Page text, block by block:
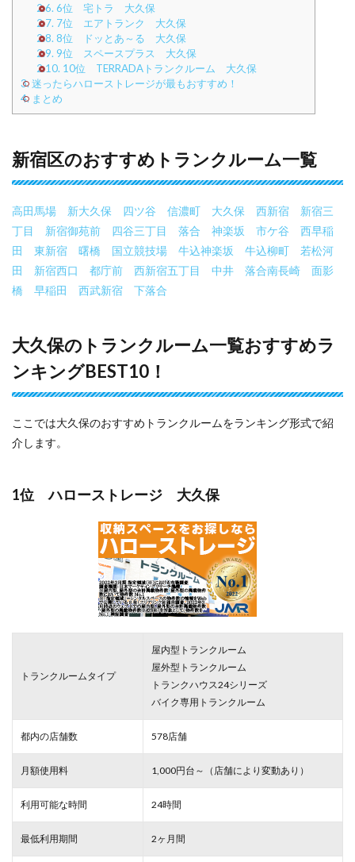
2.6. 6位 宅トラ 大久保
2.7. 7位 エアトランク 大久保
2.8. 8位 ドッとあ～る 大久保
2.9. 9位 スペースプラス 大久保
2.10. 10位 TERRADAトランクルーム 大久保
3.迷ったらハローストレージが最もおすすめ！
4. まとめ
新宿区のおすすめトランクルーム一覧
高田馬場 新大久保 四ツ谷 信濃町 大久保 西新宿
新宿三
丁目
新宿御苑前 四谷三丁目 落合 神楽坂 市ケ谷
西早稲
田
東新宿 曙橋 国立競技場 牛込神楽坂 牛込柳町
若松河
田
新宿西口 都庁前 西新宿五丁目 中井 落合南長崎
面影
橋
早稲田 西武新宿 下落合
大久保のトランクルーム一覧おすすめラ
ンキングBEST10！
ここでは大久保のおすすめトランクルームをランキング形式で紹
介します。
1位 ハローストレージ 大久保
トランクルームタイプ
屋内型トランクルーム
屋外型トランクルーム
トランクハウス24シリーズ
バイク専用トランクルーム
都内の店舗数 578店舗
月額使用料 1,000円台～（店舗により変動あり）
利用可能な時間 24時間
最低利用期間 2ヶ月間